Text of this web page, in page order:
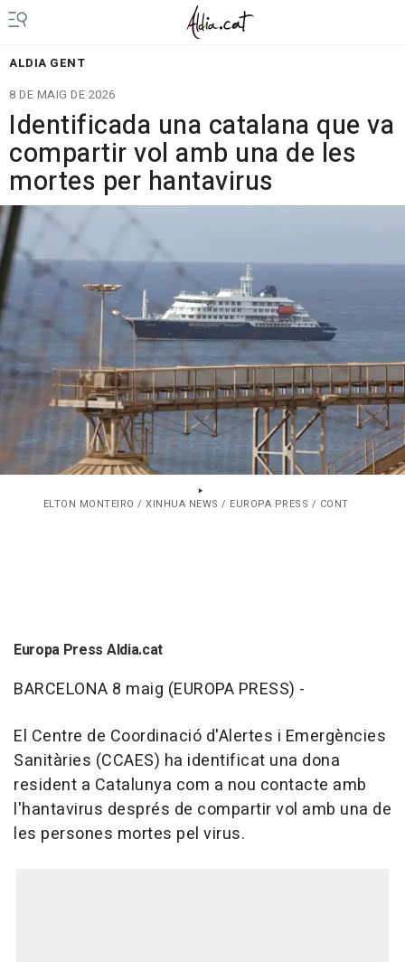
ALDIA GENT
8 DE MAIG DE 2026
Identificada una catalana que va
compartir vol amb una de les
mortes per hantavirus
ELTON MONTEIRO / XINHUA NEWS / EUROPA PRESS / CONT
Europa Press Aldia.cat
BARCELONA 8 maig (EUROPA PRESS) -
El Centre de Coordinació d'Alertes i Emergències
Sanitàries (CCAES) ha identificat una dona
resident a Catalunya com a nou contacte amb
l'hantavirus després de compartir vol amb una de
les persones mortes pel virus.